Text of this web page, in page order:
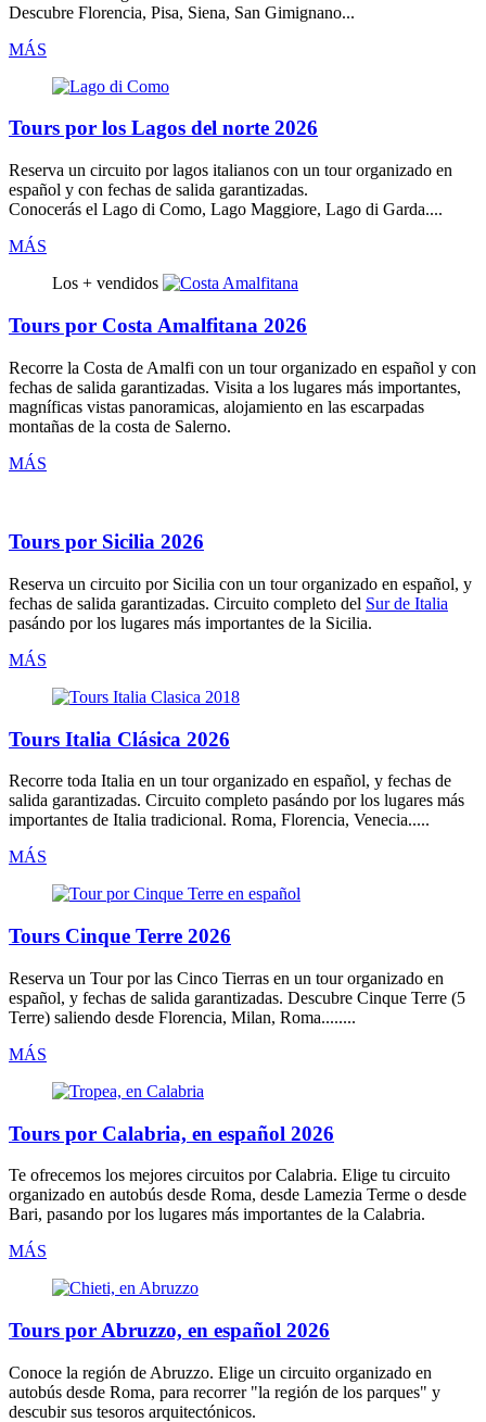
Descubre Florencia, Pisa, Siena, San Gimignano...
MÁS
Tours por los Lagos del norte 2026
Reserva un circuito porlagos italianos con un tour organizado en
español y con fechas de salida garantizadas.
Conocerás el Lago di Como, Lago Maggiore, Lago di Garda....
MÁS
Los + vendidos
Tours por Costa Amalfitana 2026
Recorre la Costa de Amalfi con un tour organizado en español y con
fechas de salida garantizadas. Visita a los lugares más importantes,
magníficas vistas panoramicas, alojamiento en las escarpadas
montañas de la costa de Salerno.
MÁS
Tours por Sicilia 2026
Reserva un circuito por Sicilia con un tour organizado en español, y
fechas de salida garantizadas. Circuito completo del Sur de Italia
pasándo por los lugares más importantes de la Sicilia.
MÁS
Tours Italia Clásica 2026
Recorre toda Italia en un tour organizado en español, y fechas de
salida garantizadas. Circuito completo pasándo por los lugares más
importantes de Italia tradicional. Roma, Florencia, Venecia.....
MÁS
Tours Cinque Terre 2026
Reserva un Tour por las Cinco Tierras en un tour organizado en
español, y fechas de salida garantizadas. Descubre Cinque Terre (5
Terre) saliendo desde Florencia, Milan, Roma........
MÁS
Tours por Calabria, en español 2026
Te ofrecemos los mejores circuitos porCalabria. Elige tu circuito
organizado en autobús desde Roma, desde Lamezia Terme o desde
Bari, pasando por los lugares más importantes de la Calabria.
MÁS
Tours por Abruzzo, en español 2026
Conoce la región de Abruzzo. Elige un circuito organizado en
autobús desde Roma, para recorrer "la región de los parques" y
descubir sus tesoros arquitectónicos.